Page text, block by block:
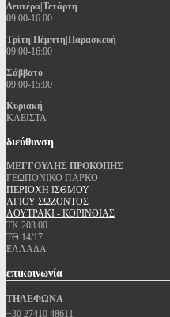
Δευτέρα|Τετάρτη
09:00-16:00
Τρίτη|Πέμπτη|Παρασκευή
09:00-16:00
Σάββατο
09:00-15:00
Κυριακή
ΚΛΕΙΣΤΑ
διεύθυνση
ΜΕΓΓΟΥΛΗΣ ΠΡΟΚΟΠΗΣ
ΓΕΩΠΟΝΙΚΟ ΠΑΡΚΟ
ΠΕΡΙΟΧΗ ΙΣΘΜΟΥ
ΑΓΙΟΥ ΣΩΖΟΝΤΟΣ
ΛΟΥΤΡΑΚΙ - ΚΟΡΙΝΘΙΑΣ
ΤΚ 203 00
ΤΘ 14/17
ΕΛΛΑΔΑ
επικοινωνία
ΤΗΛΕΦΩΝΑ
+30 27410 48611